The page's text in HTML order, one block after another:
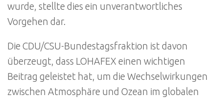
wurde, stellte dies ein unverantwortliches
Vorgehen dar.
Die CDU/CSU-Bundestagsfraktion ist davon
überzeugt, dass LOHAFEX einen wichtigen
Beitrag geleistet hat, um die Wechselwirkungen
zwischen Atmosphäre und Ozean im globalen